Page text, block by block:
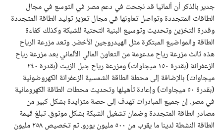
جدير بالذكر أن ألمانيا قد نجحت في دعم مصر في التوسع في مجال
الطاقات المتجددة وتواصل تعاونها في مجال تعزيز توليد الطاقة المتجددة
وقدرة التخزين وتحديث وتوسيع البنية التحتية للشبكة وكذلك كفاءة
الطاقة والمواضيع المبتكرة مثل الهيدروجين الأخضر. وتعد مزرعة الرياح
هذه ثالث مزرعة رياح مدعومة من التعاون المالي الألماني بعد مزرعة رياح
الزعفرانة (بقدرة ١٥٠ ميجاوات) ومزرعة رياح جبل الزيت (بقدرة ٢٤٠
ميجاوات) بالإضافة إلى محطة الطاقة الشمسية الزعفرانة الكهروضوئية
(بقدرة ٥٠ ميجاوات) وإعادة تأهيلها وتحديث محطات الطاقة الكهرومائية
في مصر. إن جميع المبادرات تهدف إلى حصة متزايدة بشكل كبير من
مصادر الطاقة المتجددة وضمان تشغيل الشبكة بشكل موثوق. تبلغ قيمة
الطاقة النشطة لدينا ما يقرب من ٥٠٠ مليون يورو. تم تخصيص ٢٥٨ مليون